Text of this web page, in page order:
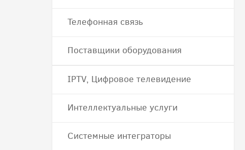
Телефонная связь
Поставщики оборудования
IPTV, Цифровое телевидение
Интеллектуальные услуги
Системные интеграторы